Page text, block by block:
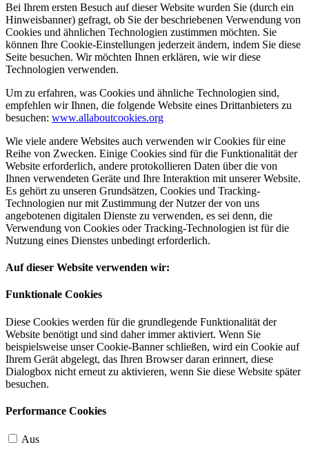
Bei Ihrem ersten Besuch auf dieser Website wurden Sie (durch ein
Hinweisbanner) gefragt, ob Sie der beschriebenen Verwendung von
Cookies und ähnlichen Technologien zustimmen möchten. Sie
können Ihre Cookie-Einstellungen jederzeit ändern, indem Sie diese
Seite besuchen. Wir möchten Ihnen erklären, wie wir diese
Technologien verwenden.
Um zu erfahren, was Cookies und ähnliche Technologien sind,
empfehlen wir Ihnen, die folgende Website eines Drittanbieters zu
besuchen: www.allaboutcookies.org
Wie viele andere Websites auch verwenden wir Cookies für eine
Reihe von Zwecken. Einige Cookies sind für die Funktionalität der
Website erforderlich, andere protokollieren Daten über die von
Ihnen verwendeten Geräte und Ihre Interaktion mit unserer Website.
Es gehört zu unseren Grundsätzen, Cookies und Tracking-
Technologien nur mit Zustimmung der Nutzer der von uns
angebotenen digitalen Dienste zu verwenden, es sei denn, die
Verwendung von Cookies oder Tracking-Technologien ist für die
Nutzung eines Dienstes unbedingt erforderlich.
Auf dieser Website verwenden wir:
Funktionale Cookies
Diese Cookies werden für die grundlegende Funktionalität der
Website benötigt und sind daher immer aktiviert. Wenn Sie
beispielsweise unser Cookie-Banner schließen, wird ein Cookie auf
Ihrem Gerät abgelegt, das Ihren Browser daran erinnert, diese
Dialogbox nicht erneut zu aktivieren, wenn Sie diese Website später
besuchen.
Performance Cookies
Aus